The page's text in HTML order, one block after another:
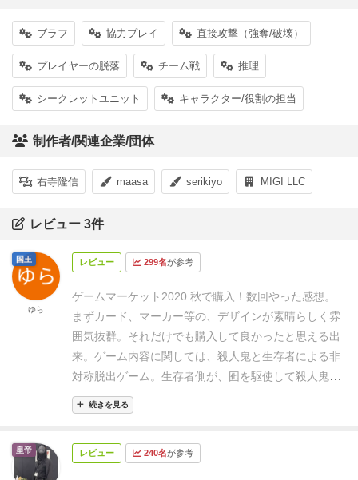
ブラフ 協力プレイ 直接攻撃（強奪/破壊）
プレイヤーの脱落 チーム戦 推理
シークレットユニット キャラクター/役割の担当
制作者/関連企業/団体
右寺隆信 maasa serikiyo MIGI LLC
レビュー 3件
レビュー 299名が参考
ゲームマーケット2020 秋で購入！数回やった感想。
まずカード、マーカー等の、デザインが素晴らしく雰
囲気抜群。それだけでも購入して良かったと思える出
来。 ゲーム内容に関しては、殺人鬼と生存者による非
対称脱出ゲーム。 生存者側が、囮を駆使して殺人鬼を
躱して7つある発電機の内5個を修理すると脱出。
が。この手のゲームにしてはゲームバランスは半々
ら、公式裁定で同じ場所に複数の生存者がいた場合で
続きを見る
国王
ゆら
レビュー 240名が参考
皇帝